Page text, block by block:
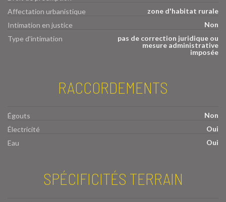
Affectation urbanistique
zone d'habitat rurale
Intimation en justice
Non
Type d'intimation
pas de correction juridique ou
mesure administrative
imposée
RACCORDEMENTS
Égouts
Non
Électricité
Oui
Eau
Oui
SPÉCIFICITÉS TERRAIN